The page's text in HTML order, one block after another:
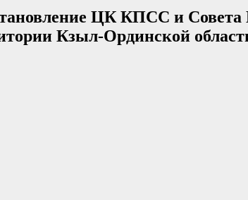
ЦК КПСС и
Кзыл-Ординской